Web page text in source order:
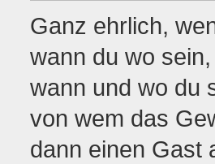
Ganz ehrlich,
wann du wo
wann und wo du
von wem das
dann einen Gast